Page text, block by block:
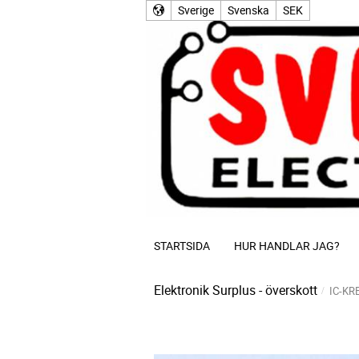
Sverige Svenska SEK
STARTSIDA HUR HANDLAR JAG?
Elektronik Surplus - överskott IC-